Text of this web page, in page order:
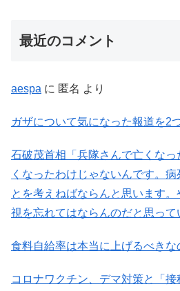
最近のコメント
aespa に 匿名 より
ガザについて気になった報道を2
石破茂首相「兵隊さんで亡くな
くなったわけじゃないんです。
とを考えねばならんと思います
視を忘れてはならんのだと思って
食料自給率は本当に上げるべきな
コロナワクチン、デマ対策と「